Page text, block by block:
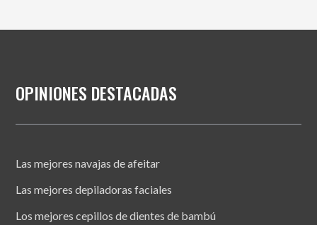
OPINIONES DESTACADAS
Las mejores navajas de afeitar
Las mejores depiladoras faciales
Los mejores cepillos de dientes de bambú